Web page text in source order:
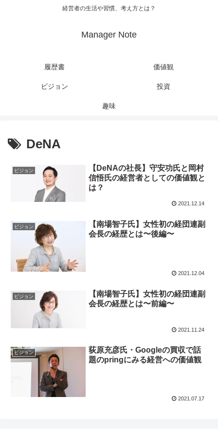
経営者の生活や習慣、考え方とは？
Manager Note
履歴書 価値観
ビジョン 投資
趣味
DeNA
ビジョン
【DeNAの社長】守安功氏と岡村
信悟氏の経営者としての価値観と
は？
2021.12.14
ビジョン
【南場智子氏】女性初の経団連副
会長の経歴とは〜後編〜
2021.12.04
ビジョン
【南場智子氏】女性初の経団連副
会長の経歴とは〜前編〜
2021.11.24
ビジョン
荻原充彦氏・Googleの買収で話
題のpringにみる経営への価値観
2021.07.17